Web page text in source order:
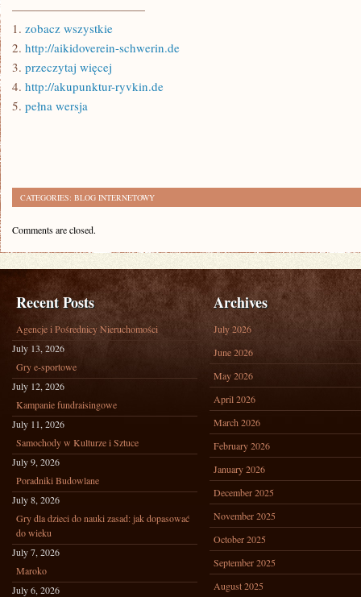
———————————
1. zobacz wszystkie
2. http://aikidoverein-schwerin.de
3. przeczytaj więcej
4. http://akupunktur-ryvkin.de
5. pełna wersja
CATEGORIES: BLOG INTERNETOWY
Comments are closed.
Recent Posts
Agencje i Pośrednicy Nieruchomości
July 13, 2026
Gry e-sportowe
July 12, 2026
Kampanie fundraisingowe
July 11, 2026
Samochody w Kulturze i Sztuce
July 9, 2026
Poradniki Budowlane
July 8, 2026
Gry dla dzieci do nauki zasad: jak dopasować
do wieku
July 7, 2026
Maroko
July 6, 2026
Archives
July 2026
June 2026
May 2026
April 2026
March 2026
February 2026
January 2026
December 2025
November 2025
October 2025
September 2025
August 2025